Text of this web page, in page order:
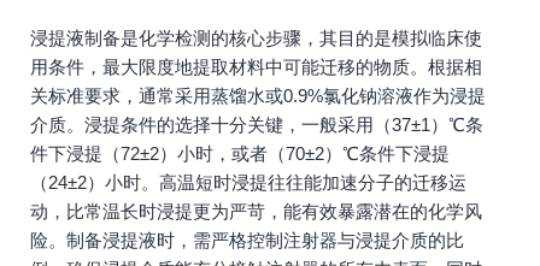
浸提液制备是化学检测的核心步骤，其目的是模拟临床使
用条件，最大限度地提取材料中可能迁移的物质。根据相
关标准要求，通常采用蒸馏水或0.9%氯化钠溶液作为浸提
介质。浸提条件的选择十分关键，一般采用（37±1）℃条
件下浸提（72±2）小时，或者（70±2）℃条件下浸提
（24±2）小时。高温短时浸提往往能加速分子的迁移运
动，比常温长时浸提更为严苛，能有效暴露潜在的化学风
险。制备浸提液时，需严格控制注射器与浸提介质的比